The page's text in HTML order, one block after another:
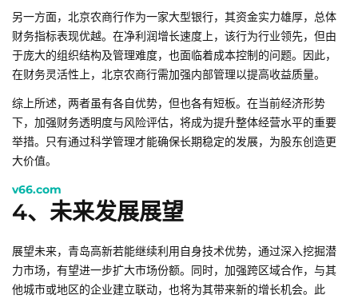
另一方面，北京农商行作为一家大型银行，其资金实力雄厚，总体
财务指标表现优越。在净利润增长速度上，该行为行业领先，但由
于庞大的组织结构及管理难度，也面临着成本控制的问题。因此，
在财务灵活性上，北京农商行需加强内部管理以提高收益质量。
综上所述，两者虽有各自优势，但也各有短板。在当前经济形势
下，加强财务透明度与风险评估，将成为提升整体经营水平的重要
举措。只有通过科学管理才能确保长期稳定的发展，为股东创造更
大价值。
v66.com
4、未来发展展望
展望未来，青岛高新若能继续利用自身技术优势，通过深入挖掘潜
力市场，有望进一步扩大市场份额。同时，加强跨区域合作，与其
他城市或地区的企业建立联动，也将为其带来新的增长机会。此